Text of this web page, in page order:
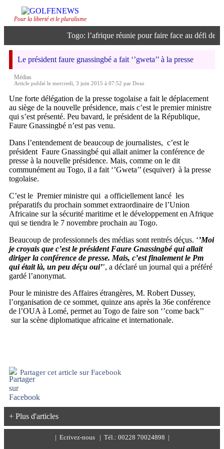
Pour la liberté et le pluralisme
Togo: l’afrique réunie pour faire face au défi de
Le président faure gnassingbé a fait ‘’gweta’’ à la presse
Médias
Article publié le mercredi, 3 juin 2015 à 07:52 par Doso
Une forte délégation de la presse togolaise a fait le déplacement
au siège de la nouvelle présidence, mais c’est le premier ministre
qui s’est présenté. Peu bavard, le président de la République,
Faure Gnassingbé n’est pas venu.
Dans l’entendement de beaucoup de journalistes, c’est le
président Faure Gnassingbé qui allait animer la conférence de
presse à la nouvelle présidence. Mais, comme on le dit
communément au Togo, il a fait ‘’Gweta’’ (esquiver) à la presse
togolaise.
C’est le Premier ministre qui a officiellement lancé les
préparatifs du prochain sommet extraordinaire de l’Union
Africaine sur la sécurité maritime et le développement en Afrique
qui se tiendra le 7 novembre prochain au Togo.
Beaucoup de professionnels des médias sont rentrés déçus. ‘’Moi
je croyais que c’est le président Faure Gnassingbé qui allait
diriger la conférence de presse. Mais, c’est finalement le Pm
qui était là, un peu déçu oui’’, a déclaré un journal qui a préféré
gardé l’anonymat.
Pour le ministre des Affaires étrangères, M. Robert Dussey,
l’organisation de ce sommet, quinze ans après la 36e conférence
de l’OUA à Lomé, permet au Togo de faire son ‘’come back’’
sur la scène diplomatique africaine et internationale.
Partager cet article sur Facebook
+ Plus d'articles
Ecrivez-nous | Tél.: 00228 70024898 |